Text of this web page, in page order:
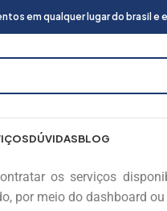
em qualquer lugar do brasil e
DÚVIDASBLOG
os serviços
por meio do dashboard